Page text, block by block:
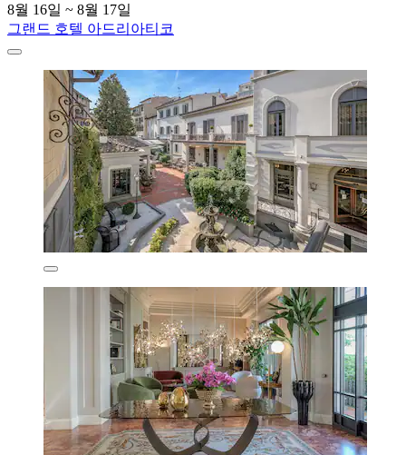
8월 16일 ~ 8월 17일
그랜드 호텔 아드리아티코